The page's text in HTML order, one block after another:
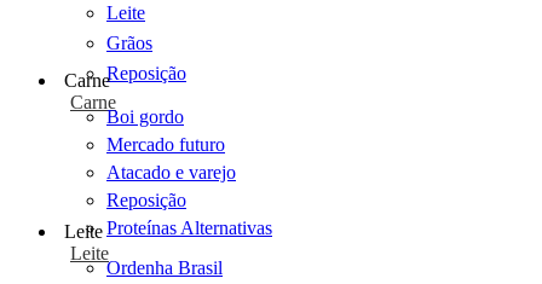
Leite
Grãos
Reposição
Carne
Carne
Boi gordo
Mercado futuro
Atacado e varejo
Reposição
Proteínas Alternativas
Leite
Leite
Ordenha Brasil